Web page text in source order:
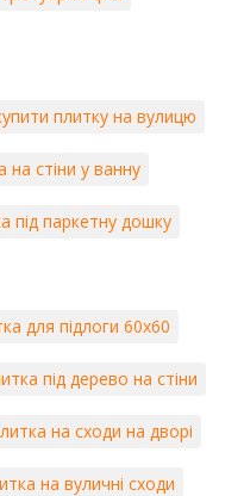
плитку на вулицю
на стіни у ванну
під паркетну дошку
для підлоги 60х60
під дерево на стіни
на сходи на дворі
на вуличні сходи